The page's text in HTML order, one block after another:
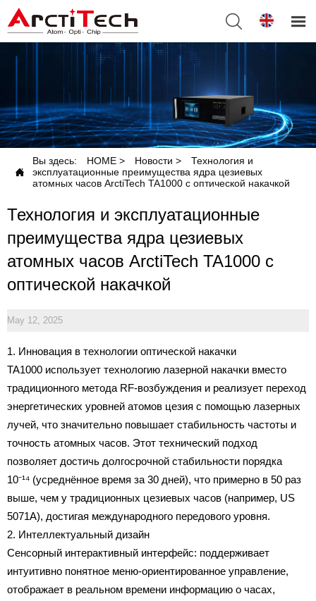
 

Вы здесь: HOME > Новости >
Технология и
эксплуатационные преимущества ядра цезиевых
атомных часов ArctiTech TA1000 с оптической накачкой
Технология и эксплуатационные
преимущества ядра цезиевых
атомных часов ArctiTech TA1000 с
оптической накачкой
May 12, 2025
1. Инновация в технологии оптической накачки
TA1000 использует технологию лазерной накачки вместо
традиционного метода RF-возбуждения и реализует переход
энергетических уровней атомов цезия с помощью лазерных
лучей, что значительно повышает стабильность частоты и
точность атомных часов. Этот технический подход
позволяет достичь долгосрочной стабильности порядка
10⁻¹⁴ (усреднённое время за 30 дней), что примерно в 50 раз
выше, чем у традиционных цезиевых часов (например, US
5071A), достигая международного передового уровня.
2. Интеллектуальный дизайн
Сенсорный интерактивный интерфейс: поддерживает
интуитивно понятное меню-ориентированное управление,
отображает в реальном времени информацию о часах,